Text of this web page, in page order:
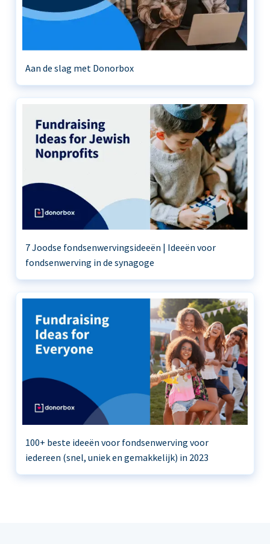
Aan de slag met Donorbox
7 Joodse fondsenwervingsideeën | Ideeën voor
fondsenwerving in de synagoge
100+ beste ideeën voor fondsenwerving voor
iedereen (snel, uniek en gemakkelijk) in 2023